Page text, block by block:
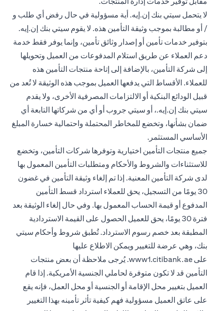
لا يتحمل سيتي بنك إن.إيه. أية مسؤولية في حال رفض أي طلب و
/ أو مطالبة بموجب وثيقة التأمين هذه. لا يقوم سيتي بنك إن.إيه.
بتوفير خدمات تأمين أو إصدار وثائق تأمين، وإنما يوفر فقط خدمة
دعم العملاء عن طريق استلام المدفوعات من العميل وتحويلها
إلى شركة التأمين، بالإضافة إلى إتاحة منتجات التأمين هذه
للعملاء. الأقساط التي يدفعها العميل بموجب هذه الوثيقة لا تُعد من
قبيل الودائع البنكية أو الالتزامات المصرفية الأخرى، ولا يقدم
سيتي بنك إن.إيه.، أو سيتي جروب أو أي من شركاتها التابعة أي
ضمان بشأنها، وتخضع للمخاطر المحتملة واحتمالية خسارة المبلغ
الأساسي المستثمر.
جميع منتجات التأمين اختيارية وتوفرها شركات التأمين، وتخضع
للاستثناءات والشروط والأحكام ومتطلبات التأمين المعمول بها
لدى شركة التأمين المعنية. إذا تم إلغاء وثيقة التأمين في غضون
30 يومًا من التسجيل، يحق للعملاء استرداد قسط التأمين
المدفوع أو قيمة الحساب المعمول بها. وفي حال إلغاء الوثيقة بعد
فترة 30 يومًا، يحق للعميل الحصول على القيمة الاستردادية
المطبقة بعد خصم رسوم الاسترداد. تُطبق شروط وأحكام سيتي
بنك، وهي عرضة للتغيير ويمكن الاطلاع عليها
على www1.citibank.ae
(opens in a new tab). يُرجى ملاحظة أن بعض منتجات
التأمين قد لا تكون متوفرة لحاملي الجنسية الأمريكية. إذا قام
العميل بتغيير محل الإقامة أو الجنسية أو محل العمل، فإنه يقع
على عاتق العميل مسؤولية فهم كيفية تأثر تأمينه بهذا التغيير